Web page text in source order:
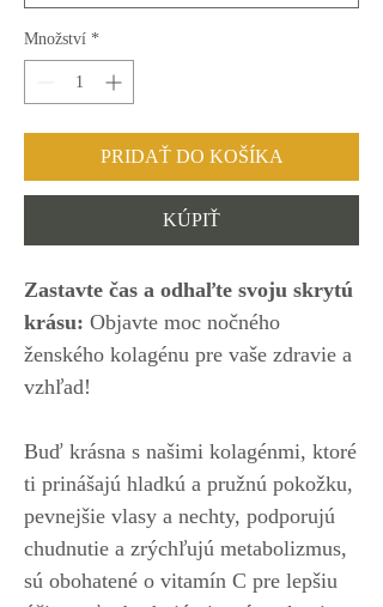
Množství *
PRIDAŤ DO KOŠÍKA
KÚPIŤ
Zastavte čas a odhaľte svoju skrytú
krásu: Objavte moc nočného
ženského kolagénu pre vaše zdravie a
vzhľad!
Buď krásna s našimi kolagénmi, ktoré
ti prinášajú hladkú a pružnú pokožku,
pevnejšie vlasy a nechty, podporujú
chudnutie a zrýchľujú metabolizmus,
sú obohatené o vitamín C pre lepšiu